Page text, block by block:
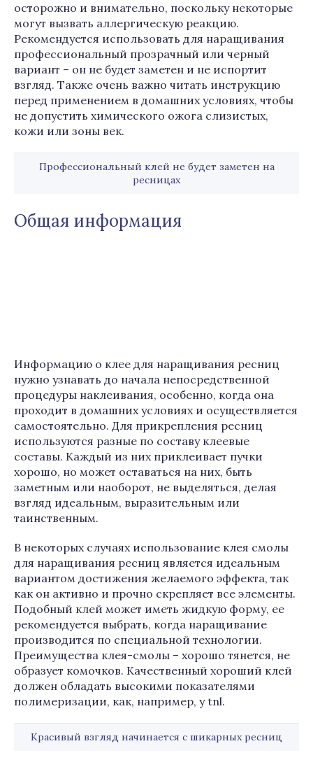
осторожно и внимательно, поскольку некоторые
могут вызвать аллергическую реакцию.
Рекомендуется использовать для наращивания
профессиональный прозрачный или черный
вариант – он не будет заметен и не испортит
взгляд. Также очень важно читать инструкцию
перед применением в домашних условиях, чтобы
не допустить химического ожога слизистых,
кожи или зоны век.
Профессиональный клей не будет заметен на
ресницах
Общая информация
Информацию о клее для наращивания ресниц
нужно узнавать до начала непосредственной
процедуры наклеивания, особенно, когда она
проходит в домашних условиях и осуществляется
самостоятельно. Для прикрепления ресниц
используются разные по составу клеевые
составы. Каждый из них приклеивает пучки
хорошо, но может оставаться на них, быть
заметным или наоборот, не выделяться, делая
взгляд идеальным, выразительным или
таинственным.
В некоторых случаях использование клея смолы
для наращивания ресниц является идеальным
вариантом достижения желаемого эффекта, так
как он активно и прочно скрепляет все элементы.
Подобный клей может иметь жидкую форму, ее
рекомендуется выбрать, когда наращивание
производится по специальной технологии.
Преимущества клея-смолы – хорошо тянется, не
образует комочков. Качественный хороший клей
должен обладать высокими показателями
полимеризации, как, например, у tnl.
Красивый взгляд начинается с шикарных ресниц